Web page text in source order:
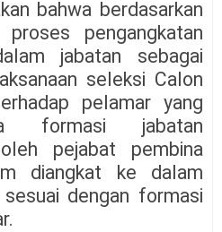
bahwa berdasarkan
pengangkatan
jabatan sebagai
seleksi Calon
pelamar yang
formasi jabatan
pejabat pembina
diangkat ke dalam
dengan formasi